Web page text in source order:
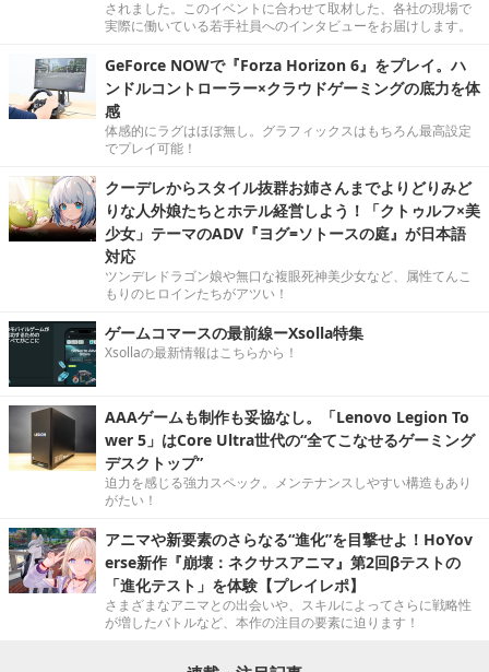
されました。このイベントに合わせて取材した、各社の現場で
実際に働いている若手社員へのインタビューをお届けします。
GeForce NOWで『Forza Horizon 6』をプレイ。ハ
ンドルコントローラー×クラウドゲーミングの底力を体
感
体感的にラグはほぼ無し。グラフィックスはもちろん最高設定
でプレイ可能！
クーデレからスタイル抜群お姉さんまでよりどりみど
りな人外娘たちとホテル経営しよう！「クトゥルフ×美
少女」テーマのADV『ヨグ=ソトースの庭』が日本語
対応
ツンデレドラゴン娘や無口な複眼死神美少女など、属性てんこ
もりのヒロインたちがアツい！
ゲームコマースの最前線ーXsolla特集
Xsollaの最新情報はこちらから！
AAAゲームも制作も妥協なし。「Lenovo Legion To
wer 5」はCore Ultra世代の“全てこなせるゲーミング
デスクトップ”
迫力を感じる強力スペック。メンテナンスしやすい構造もあり
がたい！
アニマや新要素のさらなる“進化”を目撃せよ！HoYov
erse新作『崩壊：ネクサスアニマ』第2回βテストの
「進化テスト」を体験【プレイレポ】
さまざまなアニマとの出会いや、スキルによってさらに戦略性
が増したバトルなど、本作の注目の要素に迫ります！